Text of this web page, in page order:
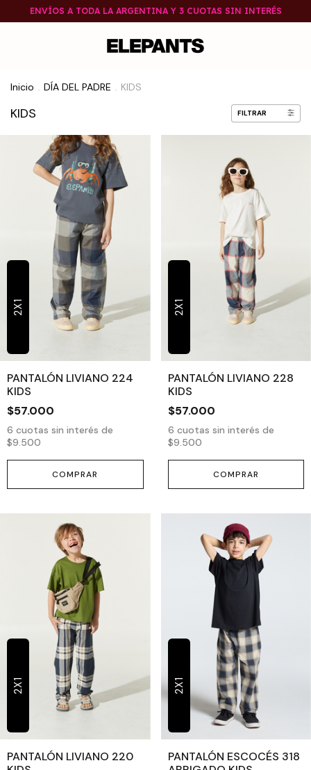
ENVÍOS A TODA LA ARGENTINA Y 3 CUOTAS SIN INTERÉS
Inicio . DÍA DEL PADRE . KIDS
KIDS FILTRAR
2X1
PANTALÓN LIVIANO 224
KIDS
$57.000
6 cuotas sin interés de
$9.500
COMPRAR
2X1
PANTALÓN LIVIANO 228
KIDS
$57.000
6 cuotas sin interés de
$9.500
COMPRAR
2X1
PANTALÓN LIVIANO 220
2X1
PANTALÓN ESCOCÉS 318